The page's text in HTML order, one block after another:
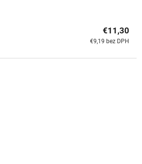
€9,19 bez DPH
€11,30